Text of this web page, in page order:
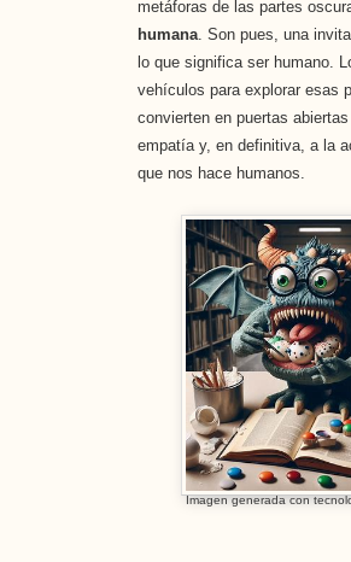
metáforas de las partes
humana. Son pues, una
lo que significa ser humano.
vehículos para explorar esas
convierten en puertas
empatía y, en definitiva, a la
que nos hace humanos.
Imagen generada con